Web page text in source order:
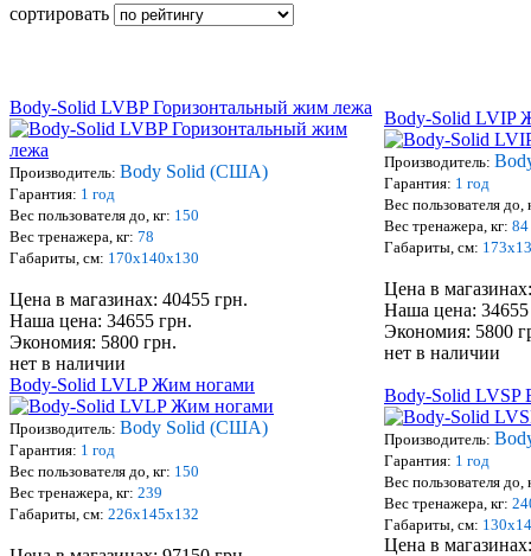
сортировать
Body-Solid LVBP Горизонтальный жим лежа
Производитель: Body Solid (США)
Гарантия: 1 год
Вес пользователя до, кг: 150
Вес тренажера, кг: 78
Габариты, см: 170х140х130
Цена в магазинах: 40455 грн.
Наша цена: 34655 грн.
Экономия: 5800 грн.
нет в наличии
Body-Solid LVIP
Производитель:
Гарантия: 1 год
Вес пользователя до,
Вес тренажера, кг: 84
Габариты, см: 173х1
Цена в
Наша цена: 34655
Экономия: 5800
нет в наличии
Body-Solid LVLP Жим ногами
Производитель: Body Solid (США)
Гарантия: 1 год
Вес пользователя до, кг: 150
Вес тренажера, кг: 239
Габариты, см: 226х145х132
Body-Solid LVSP
Производитель:
Гарантия: 1 год
Вес пользователя до,
Вес тренажера, кг:
Габариты, см: 130х14
Цена в